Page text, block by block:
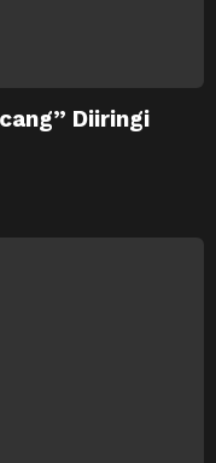
Diiringi